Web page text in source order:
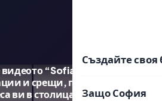
Създайте своя
Защо София
“Sofia Green & Tech
и срещи, промотиращи
ви в столицата